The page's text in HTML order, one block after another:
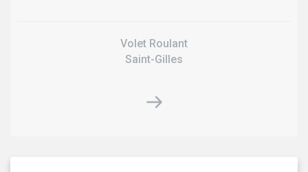
Volet Roulant
Saint-Gilles